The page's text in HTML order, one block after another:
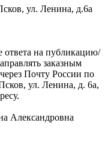
ул. Ленина, д.6а
на публикацию/
заказным
Почту России по
ул. Ленина, д. 6а,
Александровна